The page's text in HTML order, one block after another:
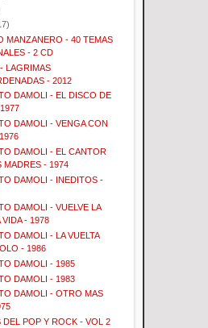
MANZANERO - 40 TEMAS
- 2 CD
LAGRIMAS
- 2012
DAMOLI - EL DISCO DE
DAMOLI - VENGA CON
DAMOLI - EL CANTOR
MADRES - 1974
DAMOLI - INEDITOS -
DAMOLI - VUELVE LA
VIDA - 1978
DAMOLI - LA VUELTA
- 1986
DAMOLI - 1985
DAMOLI - 1983
DAMOLI - OTRO MAS
DEL POP Y ROCK - VOL 2